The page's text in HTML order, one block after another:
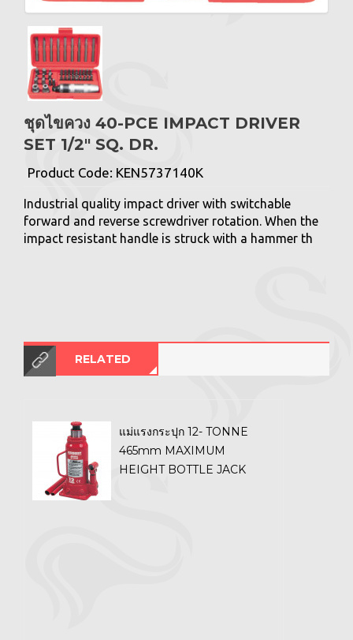
ชุดไขควง 40-PCE IMPACT DRIVER
SET 1/2" SQ. DR.
Product Code: KEN5737140K
Industrial quality impact driver with switchable
forward and reverse screwdriver rotation. When the
impact resistant handle is struck with a hammer th
RELATED
แม่แรงกระปุก 12- TONNE
465mm MAXIMUM
HEIGHT BOTTLE JACK